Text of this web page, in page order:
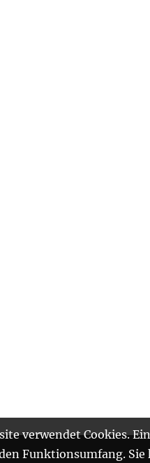
verwendet Cookies.
Funktionsumfang.